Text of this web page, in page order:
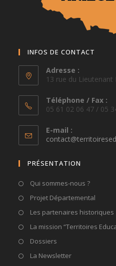
INFOS DE CONTACT
Adresse :
13 rue du Lieutenant
Téléphone / Fax :
05 61 02 06 47 / 05
E-mail :
PRÉSENTATION
Qui sommes-nous ?
Projet Départemental
Les partenaires historiques
La mission “Territoires
Dossiers
La Newsletter